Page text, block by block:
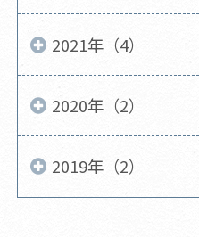
2021年（4）
2020年（2）
2019年（2）